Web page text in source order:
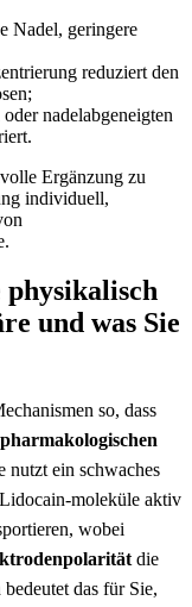
Nadel, geringere
reduziert den
nadelabgeneigten
Ergänzung zu⁤
individuell,
und was Sie
so, dass
pharmakologischen
nutzt ein ‌schwaches​
aktiv
wobei
die
das​ für Sie,